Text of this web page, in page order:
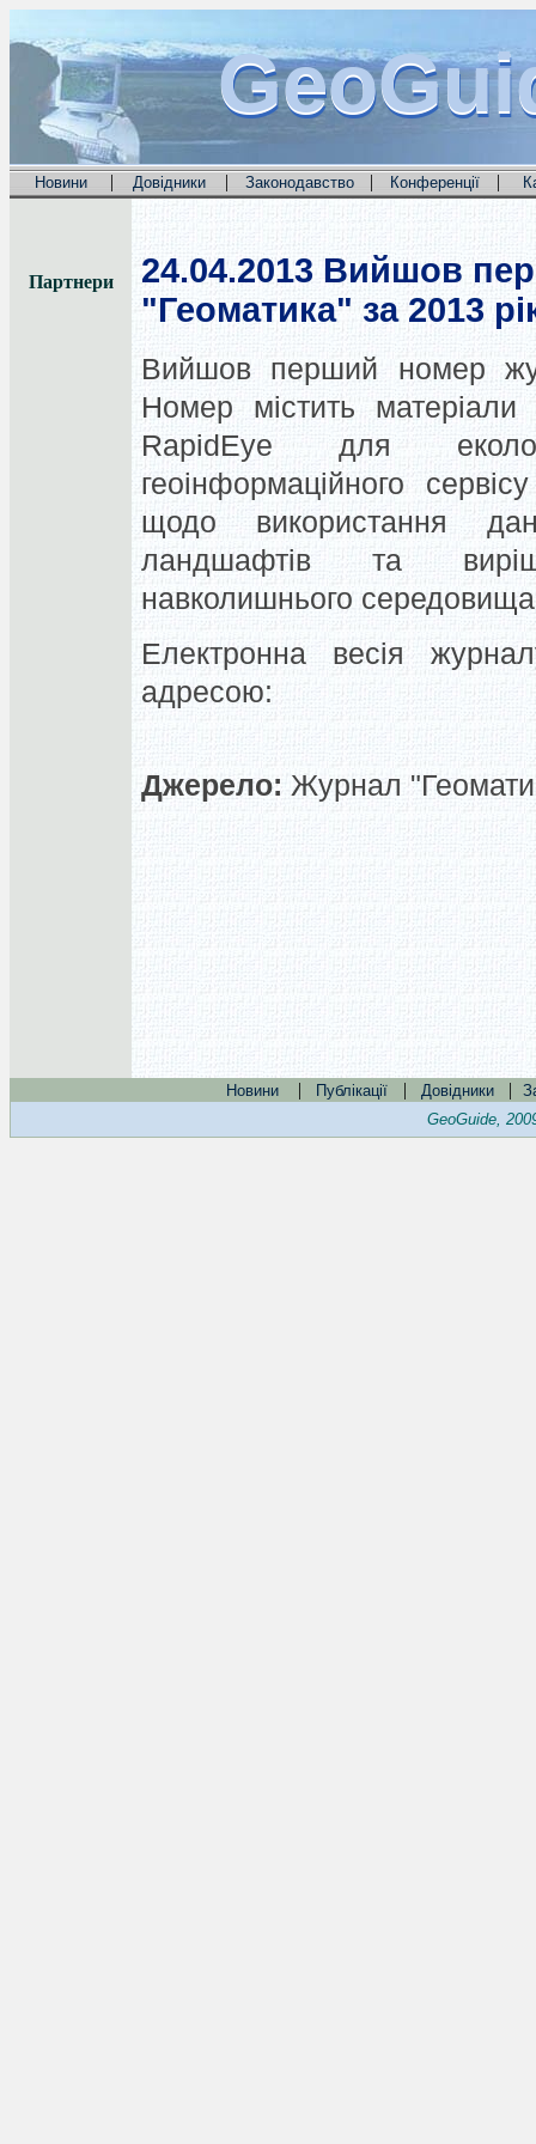
Новини | Довідники | Законодавство | Конференції |
Партнери 24.04.2013 Вийшов
"Геоматика" за 2013
Вийшов перший номер
Номер містить
RapidEye для
геоінформаційного
щодо використання
ландшафтів та
навколишнього середовища
Електронна весія
адресою:
Джерело: Журнал
Новини | Публікації | Довідники |
GeoGuide,